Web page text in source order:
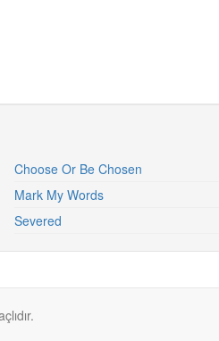
Choose Or Be Chosen
Mark My Words
Severed